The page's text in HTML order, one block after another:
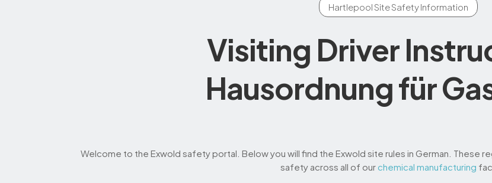
Hartlepool Site Safety Information
Visiting Driver
Hausordnung für
Welcome to the Exwold safety portal. Below you will find the Exwold site rules in German. These
safety across all of our chemical manufacturing